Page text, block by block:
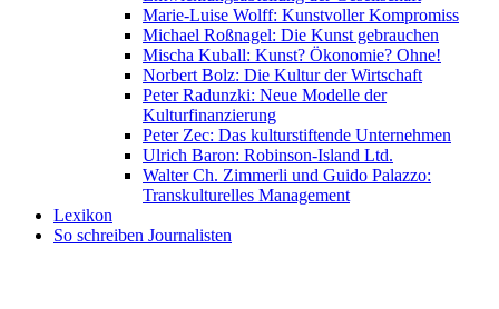
Marie-Luise Wolff: Kunstvoller Kompromiss
Michael Roßnagel: Die Kunst gebrauchen
Mischa Kuball: Kunst? Ökonomie? Ohne!
Norbert Bolz: Die Kultur der Wirtschaft
Peter Radunzki: Neue Modelle der
Kulturfinanzierung
Peter Zec: Das kulturstiftende Unternehmen
Ulrich Baron: Robinson-Island Ltd.
Walter Ch. Zimmerli und Guido Palazzo:
Transkulturelles Management
Lexikon
So schreiben Journalisten